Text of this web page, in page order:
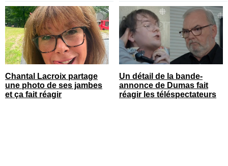
Chantal Lacroix partage
une photo de ses jambes
et ça fait réagir
Un détail de la bande-
annonce de Dumas fait
réagir les téléspectateurs